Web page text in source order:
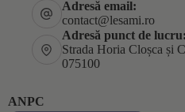
Adresă email:
contact@lesami.ro
Adresă punct de lucru:
Strada Horia Cloșca și
075100
ANPC